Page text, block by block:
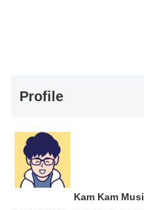
Profile
Kam Kam